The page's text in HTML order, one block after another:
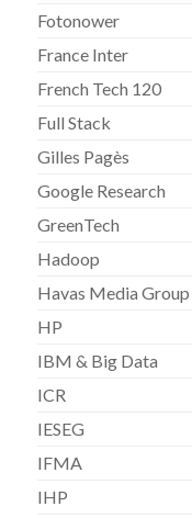
Fotonower
France Inter
French Tech 120
Full Stack
Gilles Pagès
Google Research
GreenTech
Hadoop
Havas Media Group
HP
IBM & Big Data
ICR
IESEG
IFMA
IHP